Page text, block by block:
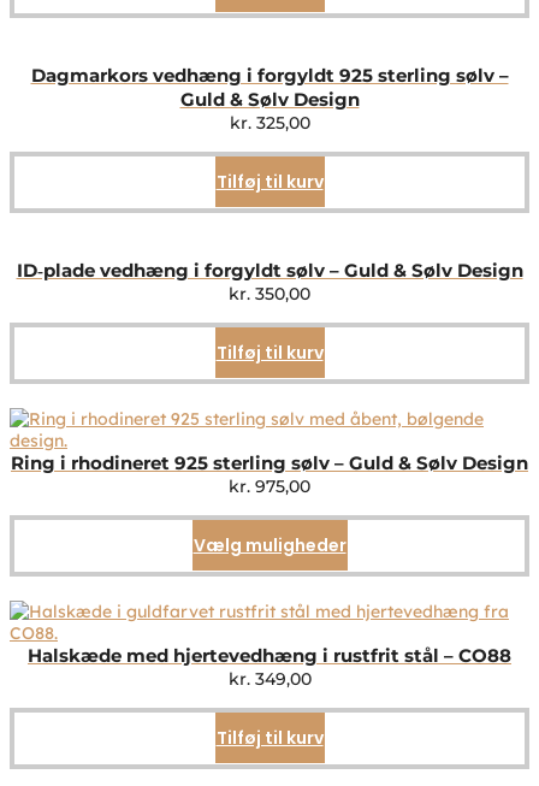
Dagmarkors vedhæng i forgyldt 925 sterling sølv –
Guld & Sølv Design
kr.325,00
Tilføj til kurv
ID‑plade vedhæng i forgyldt sølv – Guld & Sølv Design
kr. 350,00
Tilføj til kurv
Ring i rhodineret 925 sterling sølv – Guld & Sølv Design
kr. 975,00
Vælg mulighederDette
vare
flere
Mulighederne
på
Halskæde med hjertevedhæng i rustfrit stål – CO88
kr.349,00
Tilføj til kurv